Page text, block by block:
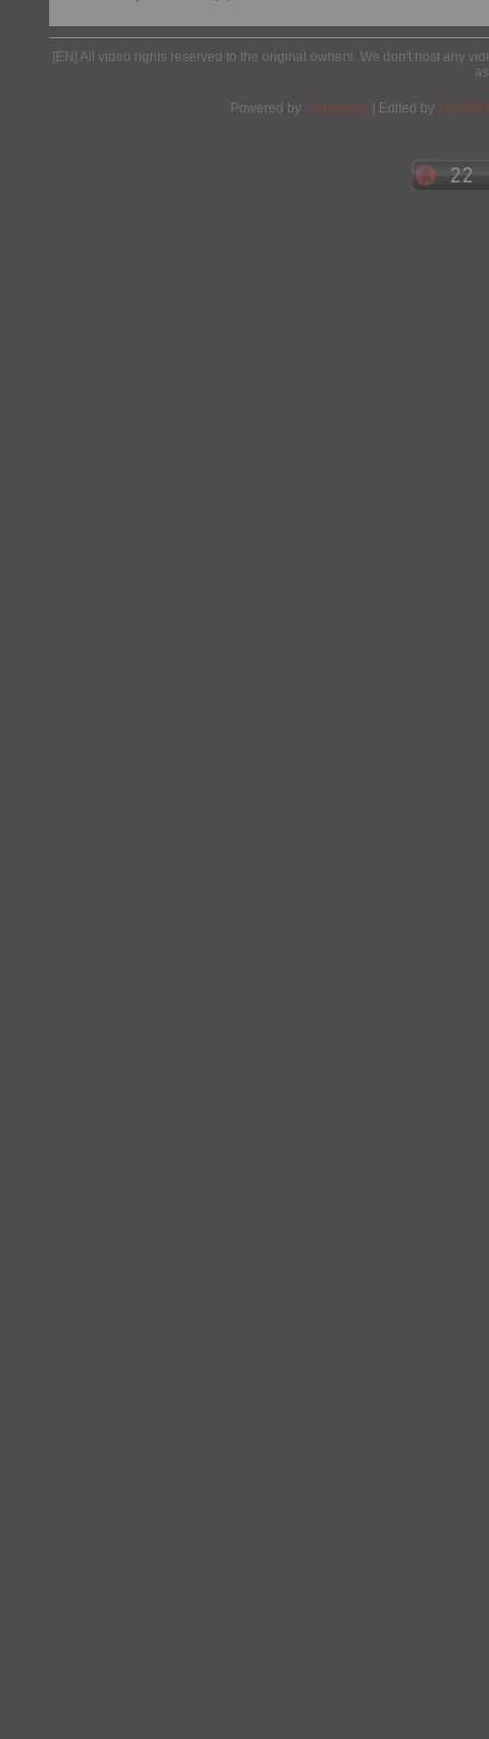
[EN] All video rights reserved to the original owners. We don't host any
Powered by Wordpress | Edited by Yes We